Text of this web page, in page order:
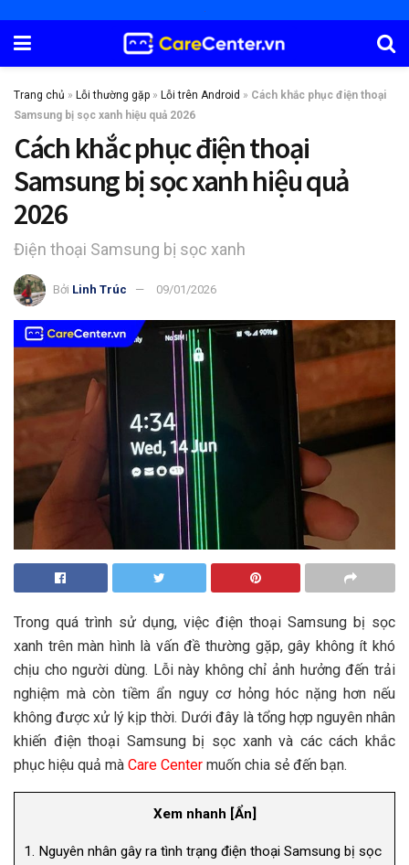
Trang chủ » Lỗi thường gặp » Lỗi trên Android » Cách khắc phục điện thoại
Samsung bị sọc xanh hiệu quả 2026
Cách khắc phục điện thoại
Samsung bị sọc xanh hiệu quả
2026
Điện thoại Samsung bị sọc xanh
Bởi Linh Trúc 09/01/2026
Trong quá trình sử dụng, việc điện thoại Samsung bị sọc
xanh trên màn hình là vấn đề thường gặp, gây không ít khó
chịu cho người dùng. Lỗi này không chỉ ảnh hưởng đến trải
nghiệm mà còn tiềm ẩn nguy cơ hỏng hóc nặng hơn nếu
không được xử lý kịp thời. Dưới đây là tổng hợp nguyên nhân
khiến điện thoại Samsung bị sọc xanh và các cách khắc
phục hiệu quả mà Care Center muốn chia sẻ đến bạn.
Xem nhanh [Ẩn]
1. Nguyên nhân gây ra tình trạng điện thoại Samsung bị sọc